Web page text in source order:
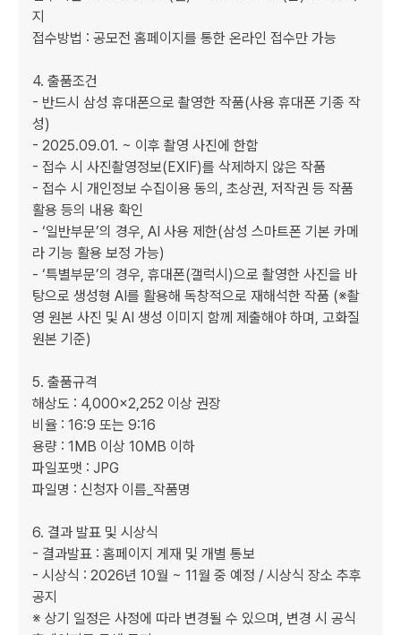
지
접수방법 : 공모전 홈페이지를 통한 온라인 접수만 가능
4. 출품조건
- 반드시 삼성 휴대폰으로 촬영한 작품(사용 휴대폰 기종 작
성)
- 2025.09.01. ~ 이후 촬영 사진에 한함
- 접수 시 사진촬영정보(EXIF)를 삭제하지 않은 작품
- 접수 시 개인정보 수집이용 동의, 초상권, 저작권 등 작품
활용 등의 내용 확인
- ‘일반부문’의 경우, AI 사용 제한(삼성 스마트폰 기본 카메
라 기능 활용 보정 가능)
- ‘특별부문’의 경우, 휴대폰(갤럭시)으로 촬영한 사진을 바
탕으로 생성형 AI를 활용해 독창적으로 재해석한 작품 (※촬
영 원본 사진 및 AI 생성 이미지 함께 제출해야 하며, 고화질
원본 기준)
5. 출품규격
해상도 : 4,000×2,252 이상 권장
비율 : 16:9 또는 9:16
용량 : 1MB 이상 10MB 이하
파일포맷 : JPG
파일명 : 신청자 이름_작품명
6. 결과 발표 및 시상식
- 결과발표 : 홈페이지 게재 및 개별 통보
- 시상식 : 2026년 10월 ~ 11월 중 예정 / 시상식 장소 추후
공지
※ 상기 일정은 사정에 따라 변경될 수 있으며, 변경 시 공식